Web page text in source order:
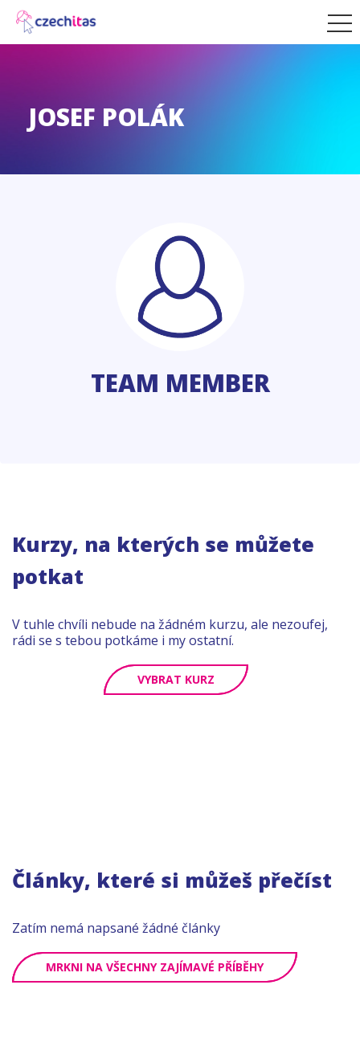
JOSEF POLÁK
TEAM MEMBER
Kurzy, na kterých se můžete
potkat
V tuhle chvíli nebude na žádném kurzu, ale nezoufej,
rádi se s tebou potkáme i my ostatní.
VYBRAT KURZ
Články, které si můžeš přečíst
Zatím nemá napsané žádné články
MRKNI NA VŠECHNY ZAJÍMAVÉ PŘÍBĚHY